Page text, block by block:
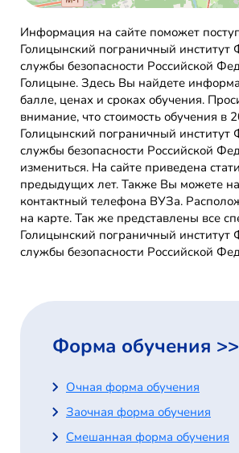
Информация на сайте поможет
Голицынский пограничный институт
службы безопасности Российской
Голицыне. Здесь Вы найдете
балле, ценах и сроках обучения.
внимание, что стоимость обучения в
Голицынский пограничный институт
службы безопасности Российской
измениться. На сайте приведена
предыдущих лет. Также Вы можете
контактный телефона ВУЗа.
на карте. Так же представлены все
Голицынский пограничный институт
службы безопасности Российской
Форма обучения >>
Очная форма обучения
Заочная форма обучения
Смешанная форма обучения